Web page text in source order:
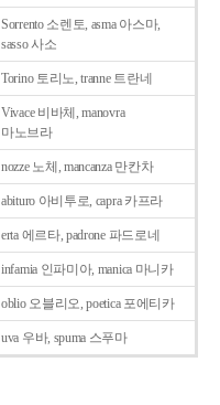
Sorrento 소렌토, asma 아스마,
sasso 사소
Torino 토리노, tranne 트란네
Vivace 비바체, manovra
마노브라
nozze 노체, mancanza 만칸차
abituro 아비투로, capra 카프라
erta 에르타, padrone 파드로네
infamia 인파미아, manica 마니카
oblio 오블리오, poetica 포에티카
uva 우바, spuma 스푸마